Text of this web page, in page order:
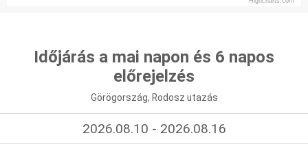
Időjárás a mai napon és 6 napos
előrejelzés
Görögország, Rodosz utazás
2026.08.10 - 2026.08.16